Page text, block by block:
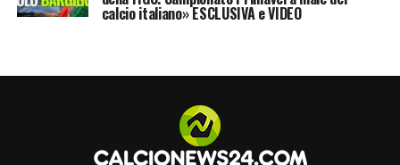
calcio italiano» ESCLUSIVA e VIDEO